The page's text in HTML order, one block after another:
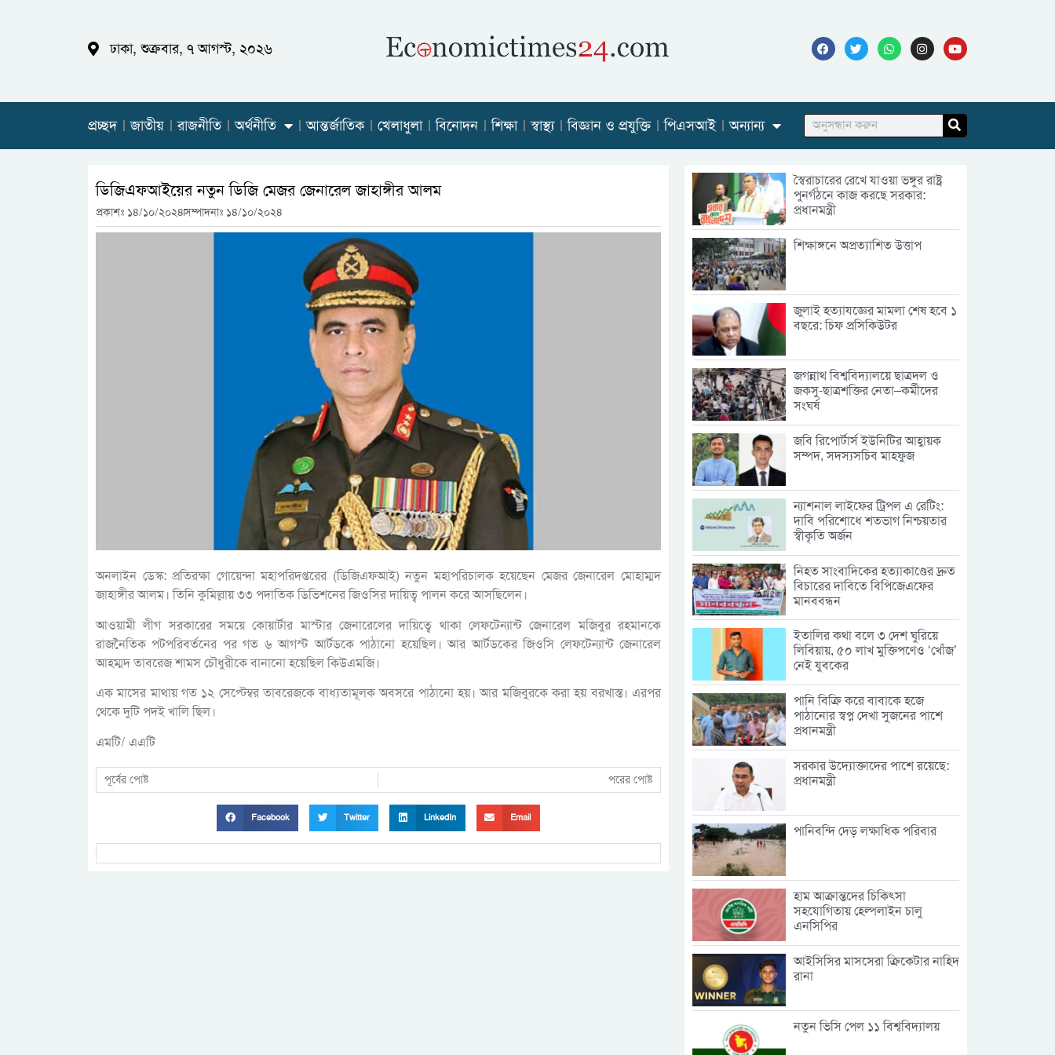
ঢাকা, শুক্রবার, ৭ আগস্ট, ২০২৬
প্রচ্ছদ জাতীয় রাজনীতি অর্থনীতি আন্তর্জাতিক খেলাধুলা বিনোদন শিক্ষা স্বাস্থ্য বিজ্ঞান ও প্রযুক্তি পিএসআই অন্যান্য
ডিজিএফআইয়ের নতুন ডিজি মেজর জেনারেল জাহাঙ্গীর আলম
প্রকাশঃ ১৪/১০/২০২৪সম্পাদনাঃ ১৪/১০/২০২৪
অনলাইন ডেস্ক: প্রতিরক্ষা গোয়েন্দা মহাপরিদপ্তরের (ডিজিএফআই) নতুন মহাপরিচালক হয়েছেন মেজর জেনারেল মোহাম্মদ
জাহাঙ্গীর আলম। তিনি কুমিল্লায় ৩৩ পদাতিক ডিভিশনের জিওসির দায়িত্ব পালন করে আসছিলেন।
আওয়ামী লীগ সরকারের সময়ে কোয়ার্টার মাস্টার জেনারেলের দায়িত্বে থাকা লেফটেন্যান্ট জেনারেল মজিবুর রহমানকে
রাজনৈতিক পটপরিবর্তনের পর গত ৬ আগস্ট আর্টডকে পাঠানো হয়েছিল। আর আর্টডকের জিওসি লেফটেন্যান্ট জেনারেল
আহম্মদ তাবরেজ শামস চৌধুরীকে বানানো হয়েছিল কিউএমজি।
এক মাসের মাথায় গত ১২ সেপ্টেম্বর তাবরেজকে বাধ্যতামূলক অবসরে পাঠানো হয়। আর মজিবুরকে করা হয় বরখাস্ত। এরপর
থেকে দুটি পদই খালি ছিল।
এমটি/ এএটি
পূর্বের পোষ্ট পরের পোষ্ট
Facebook Twitter LinkedIn Email
স্বৈরাচারের রেখে যাওয়া ভঙ্গুর রাষ্ট্র
পুনর্গঠনে কাজ করছে সরকার:
প্রধানমন্ত্রী
শিক্ষাঙ্গনে অপ্রত্যাশিত উত্তাপ
জুলাই হত্যাযজ্ঞের মামলা শেষ হবে ১
বছরে: চিফ প্রসিকিউটর
জগন্নাথ বিশ্ববিদ্যালয়ে ছাত্রদল ও
জকসু-ছাত্রশক্তির নেতা–কর্মীদের
সংঘর্ষ
জবি রিপোর্টার্স ইউনিটির আহ্বায়ক
সম্পদ, সদস্যসচিব মাহফুজ
ন্যাশনাল লাইফের ট্রিপল এ রেটিং:
দাবি পরিশোধে শতভাগ নিশ্চয়তার
স্বীকৃতি অর্জন
নিহত সাংবাদিকের হত্যাকাণ্ডের দ্রুত
বিচারের দাবিতে বিপিজেএফের
মানববন্ধন
ইতালির কথা বলে ৩ দেশ ঘুরিয়ে
লিবিয়ায়, ৫০ লাখ মুক্তিপণেও ‘খোঁজ’
নেই যুবকের
পানি বিক্রি করে বাবাকে হজে
পাঠানোর স্বপ্ন দেখা সুজনের পাশে
প্রধানমন্ত্রী
সরকার উদ্যোক্তাদের পাশে রয়েছে:
প্রধানমন্ত্রী
পানিবন্দি দেড় লক্ষাধিক পরিবার
হাম আক্রান্তদের চিকিৎসা
সহযোগিতায় হেল্পলাইন চালু
এনসিপির
আইসিসির মাসসেরা ক্রিকেটার নাহিদ
রানা
নতুন ভিসি পেল ১১ বিশ্ববিদ্যালয়